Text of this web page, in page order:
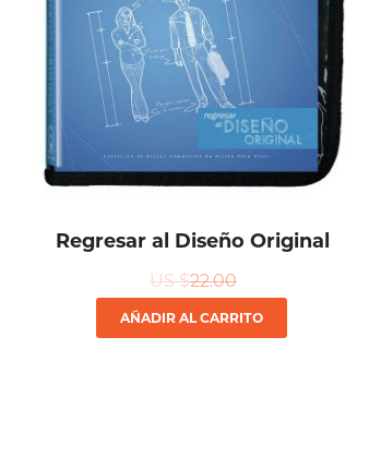
Regresar al Diseño Original
US $22.00
AÑADIR AL CARRITO